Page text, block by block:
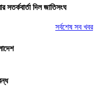
দিল জাতিসংঘ
সর্বশেষ সব খবর